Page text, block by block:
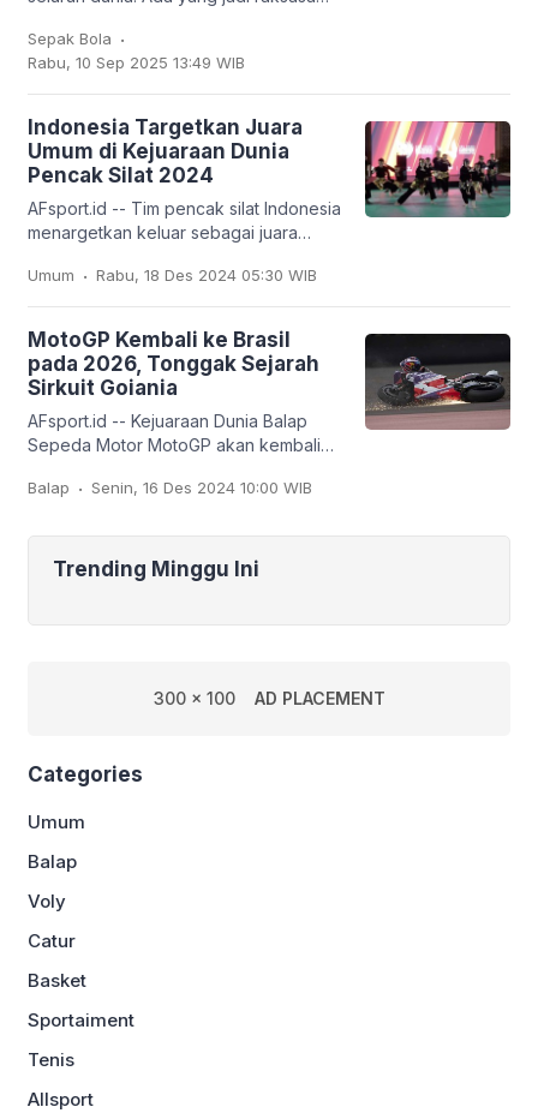
Argentina, hingga Prancis, tapi ada juga
tim
Sepak Bola .
Rabu, 10 Sep 2025 13:49 WIB
Indonesia Targetkan Juara
Umum di Kejuaraan Dunia
Pencak Silat 2024
AFsport.id -- Tim pencak silat Indonesia
menargetkan keluar sebagai juara
Silat ke-20 dan Kejuaraan Dunia
Pencak Silat Junior
Umum . Rabu, 18 Des 2024 05:30 WIB
MotoGP Kembali ke Brasil
pada 2026, Tonggak Sejarah
Sirkuit Goiania
AFsport.id -- Kejuaraan Dunia Balap
Sepeda Motor MotoGP akan kembali
Senna di Brasil, pada tahun 2026
Balap . Senin, 16 Des 2024 10:00 WIB
Trending Minggu Ini
300 x 100 AD PLACEMENT
Categories
Umum
Balap
Voly
Catur
Basket
Sportaiment
Tenis
Allsport